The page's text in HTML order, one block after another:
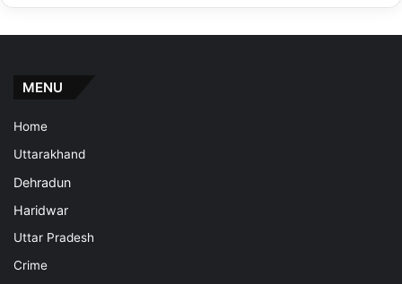
MENU
Home
Uttarakhand
Dehradun
Haridwar
Uttar Pradesh
Crime